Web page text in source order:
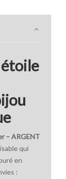
– ARGENT
qui
en
: